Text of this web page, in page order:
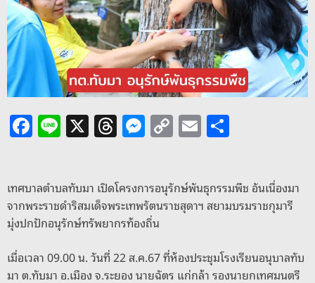
F
a
e
b
o
o
Li
n
X T
h
a
d
s
M
e
e
n
g
er
C
o
y
Li
k
E
m
l e
เทศบาลตำบลทับมา เปิดโครงการอนุรักษ์พันธุกรรมพืช อันเนื่องมา
จากพระราชดำริสมเด็จพระเทพรัตนราชสุดาฯ สยามบรมราชกุมารี
มุ่งปกปักอนุรักษ์ทรัพยากรท้องถิ่น
เมื่อเวลา 09.00 น. วันที่ 22 ส.ค.67 ที่ห้องประชุมโรงเรียนอนุบาลทับ
มา ต.ทับมา อ.เมือง จ.ระยอง นายฉัตร แก่กล้า รองนายกเทศมนตรี